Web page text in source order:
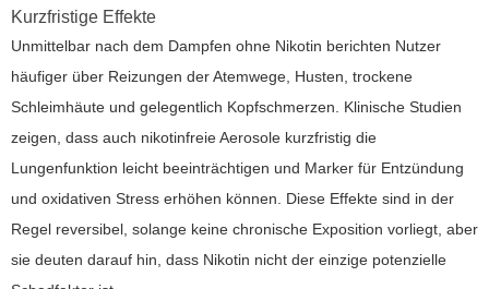
Kurzfristige Effekte
Unmittelbar nach dem Dampfen ohne Nikotin berichten Nutzer
häufiger über Reizungen der Atemwege, Husten, trockene
Schleimhäute und gelegentlich Kopfschmerzen. Klinische Studien
zeigen, dass auch nikotinfreie Aerosole kurzfristig die
Lungenfunktion leicht beeinträchtigen und Marker für Entzündung
und oxidativen Stress erhöhen können. Diese Effekte sind in der
Regel reversibel, solange keine chronische Exposition vorliegt, aber
sie deuten darauf hin, dass Nikotin nicht der einzige potenzielle